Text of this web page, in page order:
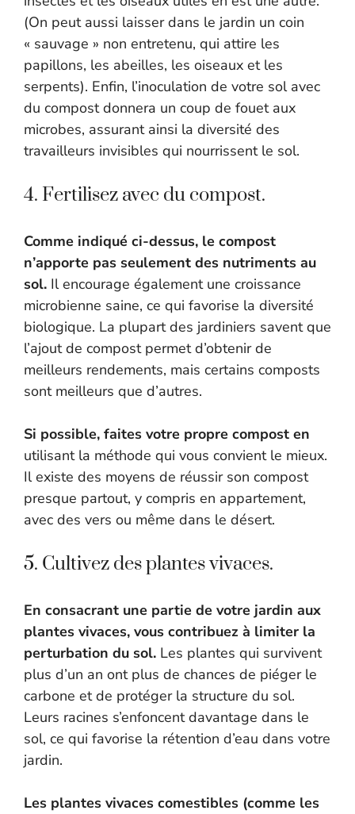
(On peut aussi laisser dans le jardin un coin
« sauvage » non entretenu, qui attire les
papillons, les abeilles, les oiseaux et les
serpents). Enfin, l’inoculation de votre sol avec
du compost donnera un coup de fouet aux
microbes, assurant ainsi la diversité des
travailleurs invisibles qui nourrissent le sol.
4. Fertilisez avec du compost.
Comme indiqué ci-dessus, le compost
n’apporte pas seulement des nutriments au
sol. Il encourage également une croissance
microbienne saine, ce qui favorise la diversité
biologique. La plupart des jardiniers savent que
l’ajout de compost permet d’obtenir de
meilleurs rendements, mais certains composts
sont meilleurs que d’autres.
Si possible, faites votre propre compost en
utilisant la méthode qui vous convient le mieux.
Il existe des moyens de réussir son compost
presque partout, y compris en appartement,
avec des vers ou même dans le désert.
5. Cultivez des plantes vivaces.
En consacrant une partie de votre jardin aux
plantes vivaces, vous contribuez à limiter la
perturbation du sol. Les plantes qui survivent
plus d’un an ont plus de chances de piéger le
carbone et de protéger la structure du sol.
Leurs racines s’enfoncent davantage dans le
sol, ce qui favorise la rétention d’eau dans votre
jardin.
Les plantes vivaces comestibles (comme les